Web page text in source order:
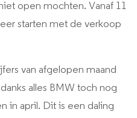
open mochten. Vanaf 11
starten met de verkoop
van afgelopen maand
alles BMW toch nog
in april. Dit is een daling